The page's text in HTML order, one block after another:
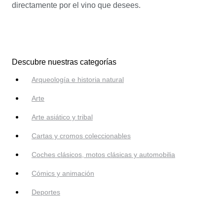
directamente por el vino que desees.
Descubre nuestras categorías
Arqueología e historia natural
Arte
Arte asiático y tribal
Cartas y cromos coleccionables
Coches clásicos, motos clásicas y automobilia
Cómics y animación
Deportes